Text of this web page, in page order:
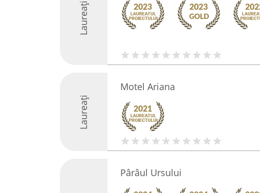
Laureați
Laureați
Motel Ariana
Pârâul Ursului